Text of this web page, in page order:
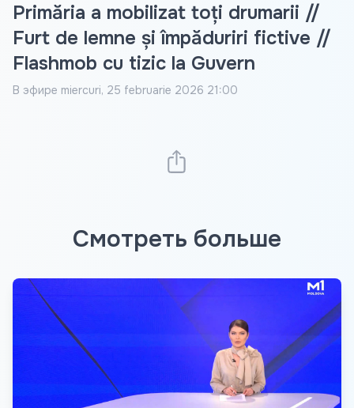
Primăria a mobilizat toți drumarii //
Furt de lemne și împăduriri fictive //
Flashmob cu tizic la Guvern
В эфире miercuri, 25 februarie 2026 21:00
Смотреть больше